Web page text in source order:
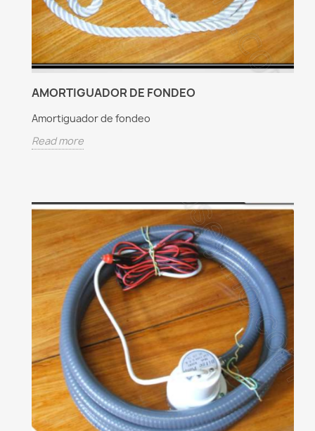
AMORTIGUADOR DE FONDEO
Amortiguador de fondeo
Read more